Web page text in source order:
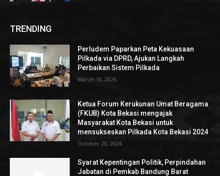
TRENDING
Perludem Paparkan Peta Kekuasaan
Pilkada via DPRD, Ajukan Langkah
Perbaikan Sistem Pilkada
March 10, 2026
Ketua Forum Kerukunan Umat Beragama
(FKUB) Kota Bekasi mengajak
Masyarakat Kota Bekasi untuk
mensukseskan Pilkada Kota Bekasi 2024
October 20, 2024
Syarat Kepentingan Politik, Perpindahan
Jabatan di Pemkab Bandung Barat